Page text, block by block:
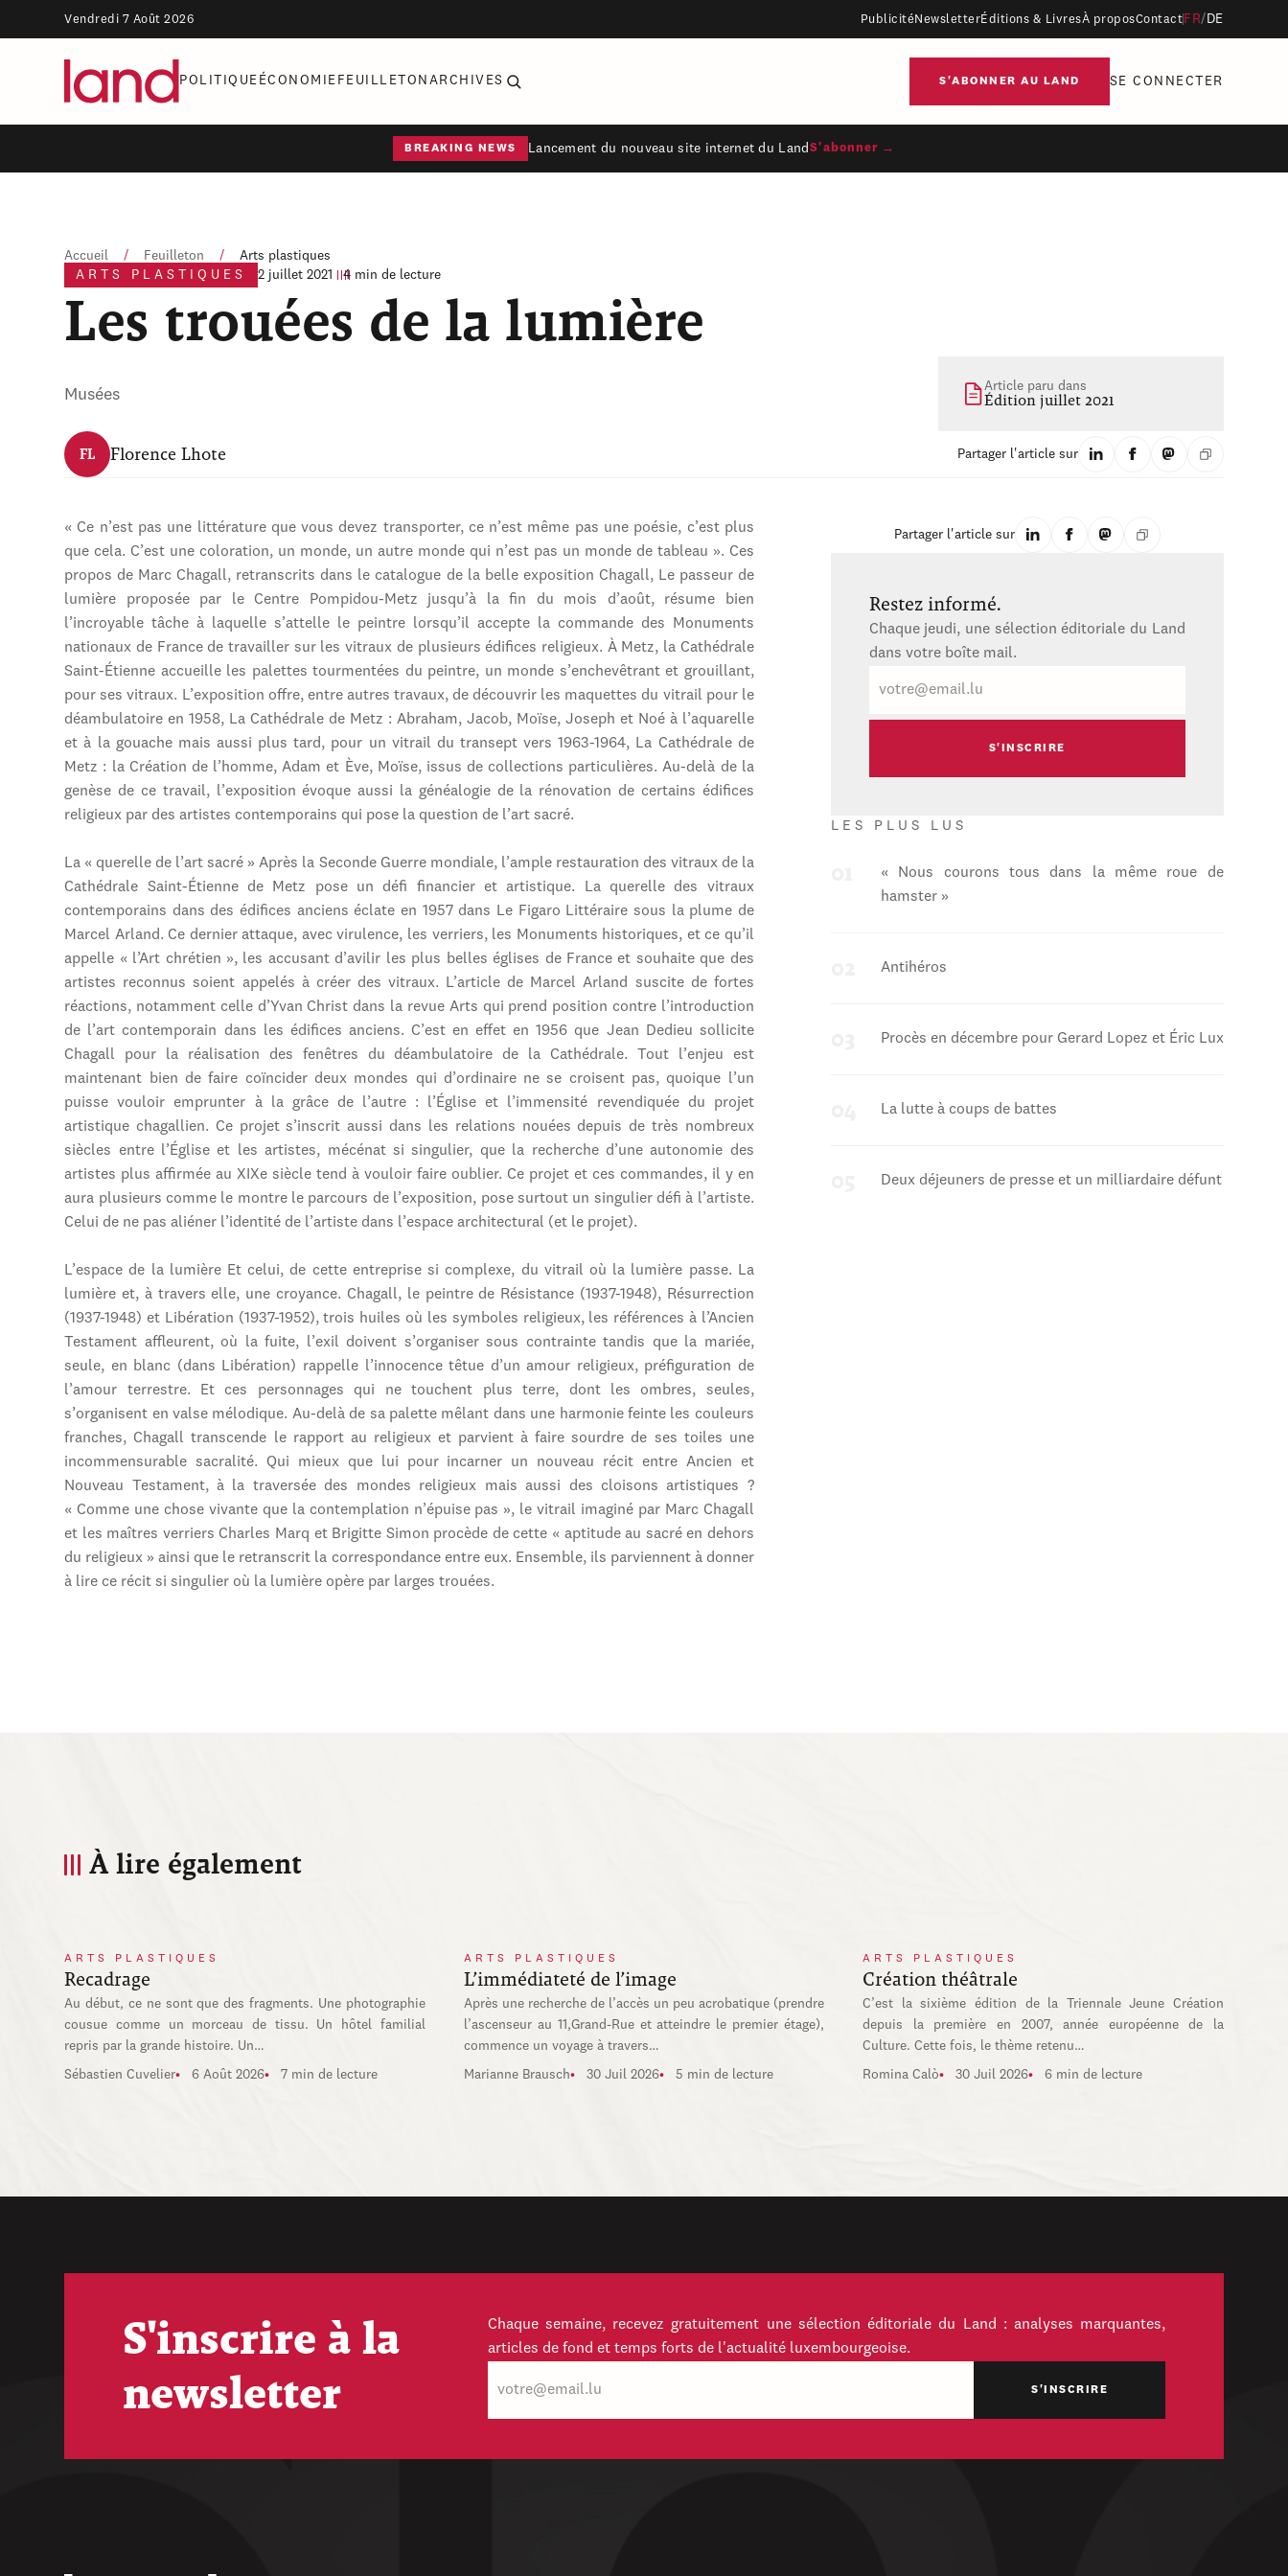
Vendredi 7 Août 2026 Publicité NewsletterÉditions & LivresÀ proposContact FR/ DE
POLITIQUE ÉCONOMIE FEUILLETON ARCHIVES S'ABONNER AU LAND SE CONNECTER
BREAKING NEWS Lancement du nouveau site internet du Land S'abonner →
Accueil / Feuilleton /
Arts plastiques
ARTS PLASTIQUES
2 juillet 2021 4 min de lecture
Les trouées de la lumière
Musées Article paru dans
Édition juillet 2021
FL Florence Lhote Partager l'article sur
« Ce n’est pas une littérature que vous devez transporter, ce n’est même pas une poésie, c’est plus
que cela. C’est une coloration, un monde, un autre monde qui n’est pas un monde de tableau ». Ces
propos de Marc Chagall, retranscrits dans le catalogue de la belle exposition Chagall, Le passeur de
lumière proposée par le Centre Pompidou-Metz jusqu’à la fin du mois d’août, résume bien
l’incroyable tâche à laquelle s’attelle le peintre lorsqu’il accepte la commande des Monuments
nationaux de France de travailler sur les vitraux de plusieurs édifices religieux. À Metz, la Cathédrale
Saint-Étienne accueille les palettes tourmentées du peintre, un monde s’enchevêtrant et grouillant,
pour ses vitraux. L’exposition offre, entre autres travaux, de découvrir les maquettes du vitrail pour le
déambulatoire en 1958, La Cathédrale de Metz : Abraham, Jacob, Moïse, Joseph et Noé à l’aquarelle
et à la gouache mais aussi plus tard, pour un vitrail du transept vers 1963-1964, La Cathédrale de
Metz : la Création de l’homme, Adam et Ève, Moïse, issus de collections particulières. Au-delà de la
genèse de ce travail, l’exposition évoque aussi la généalogie de la rénovation de certains édifices
religieux par des artistes contemporains qui pose la question de l’art sacré.
La « querelle de l’art sacré » Après la Seconde Guerre mondiale, l’ample restauration des vitraux de la
Cathédrale Saint-Étienne de Metz pose un défi financier et artistique. La querelle des vitraux
contemporains dans des édifices anciens éclate en 1957 dans Le Figaro Littéraire sous la plume de
Marcel Arland. Ce dernier attaque, avec virulence, les verriers, les Monuments historiques, et ce qu’il
appelle « l’Art chrétien », les accusant d’avilir les plus belles églises de France et souhaite que des
artistes reconnus soient appelés à créer des vitraux. L’article de Marcel Arland suscite de fortes
réactions, notamment celle d’Yvan Christ dans la revue Arts qui prend position contre l’introduction
de l’art contemporain dans les édifices anciens. C’est en effet en 1956 que Jean Dedieu sollicite
Chagall pour la réalisation des fenêtres du déambulatoire de la Cathédrale. Tout l’enjeu est
maintenant bien de faire coïncider deux mondes qui d’ordinaire ne se croisent pas, quoique l’un
puisse vouloir emprunter à la grâce de l’autre : l’Église et l’immensité revendiquée du projet
artistique chagallien. Ce projet s’inscrit aussi dans les relations nouées depuis de très nombreux
siècles entre l’Église et les artistes, mécénat si singulier, que la recherche d’une autonomie des
artistes plus affirmée au XIXe siècle tend à vouloir faire oublier. Ce projet et ces commandes, il y en
aura plusieurs comme le montre le parcours de l’exposition, pose surtout un singulier défi à l’artiste.
Celui de ne pas aliéner l’identité de l’artiste dans l’espace architectural (et le projet).
L’espace de la lumière Et celui, de cette entreprise si complexe, du vitrail où la lumière passe. La
lumière et, à travers elle, une croyance. Chagall, le peintre de Résistance (1937-1948), Résurrection
(1937-1948) et Libération (1937-1952), trois huiles où les symboles religieux, les références à l’Ancien
Testament affleurent, où la fuite, l’exil doivent s’organiser sous contrainte tandis que la mariée,
seule, en blanc (dans Libération) rappelle l’innocence têtue d’un amour religieux, préfiguration de
l’amour terrestre. Et ces personnages qui ne touchent plus terre, dont les ombres, seules,
s’organisent en valse mélodique. Au-delà de sa palette mêlant dans une harmonie feinte les couleurs
franches, Chagall transcende le rapport au religieux et parvient à faire sourdre de ses toiles une
incommensurable sacralité. Qui mieux que lui pour incarner un nouveau récit entre Ancien et
Nouveau Testament, à la traversée des mondes religieux mais aussi des cloisons artistiques ?
« Comme une chose vivante que la contemplation n’épuise pas », le vitrail imaginé par Marc Chagall
et les maîtres verriers Charles Marq et Brigitte Simon procède de cette « aptitude au sacré en dehors
du religieux » ainsi que le retranscrit la correspondance entre eux. Ensemble, ils parviennent à donner
à lire ce récit si singulier où la lumière opère par larges trouées.
Partager l'article sur
Restez informé.
Chaque jeudi, une sélection éditoriale du Land
dans votre boîte mail.
mail
LES PLUS LUS
« Nous courons tous dans la même roue de
hamster »
Antihéros
Procès en décembre pour Gerard Lopez et Éric Lux
La lutte à coups de battes
Deux déjeuners de presse et un milliardaire défunt
À lire également
ARTS PLASTIQUES
Recadrage
Au début, ce ne sont que des fragments. Une photographie
cousue comme un morceau de tissu. Un hôtel familial
repris par la grande histoire. Un…
Sébastien Cuvelier 6 Août 2026 7 min de lecture
ARTS PLASTIQUES
L’immédiateté de l’image
Après une recherche de l’accès un peu acrobatique (prendre
l’ascenseur au 11,Grand-Rue et atteindre le premier étage),
commence un voyage à travers…
Marianne Brausch 30 Juil 2026 5 min de lecture
ARTS PLASTIQUES
Création théâtrale
C’est la sixième édition de la Triennale Jeune Création
depuis la première en 2007, année européenne de la
Culture. Cette fois, le thème retenu…
Romina Calò 30 Juil 2026 6 min de lecture
S'inscrire à la
newsletter
Chaque semaine, recevez gratuitement une sélection éditoriale du Land : analyses marquantes,
articles de fond et temps forts de l'actualité luxembourgeoise.
mail